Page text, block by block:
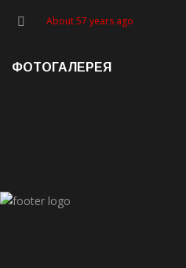
About 57 years ago
ФОТОГАЛЕРЕЯ